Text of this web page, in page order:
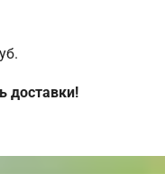
доставки!